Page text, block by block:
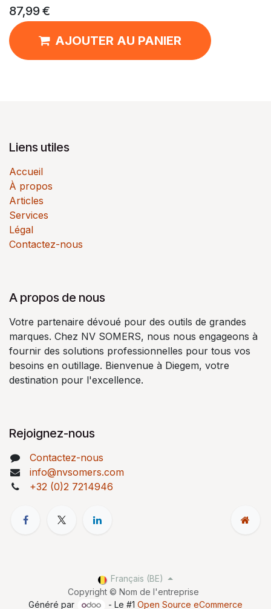
87,99€
AJOUTER AU PANIER
Liens utiles
Accueil
À propos
Articles
Services
Légal
Contactez-nous
A propos de nous
Votre partenaire dévoué pour des outils de grandes
marques. Chez NV SOMERS, nous nous engageons à
fournir des solutions professionnelles pour tous vos
besoins en outillage. Bienvenue à Diegem, votre
destination pour l'excellence.
Rejoignez-nous
Contactez-nous
info@nvsomers.com
+32 (0)2 7214946
Copyright © Nom de l'entreprise
Français (BE)
Généré par - Le #1Open Source eCommerce